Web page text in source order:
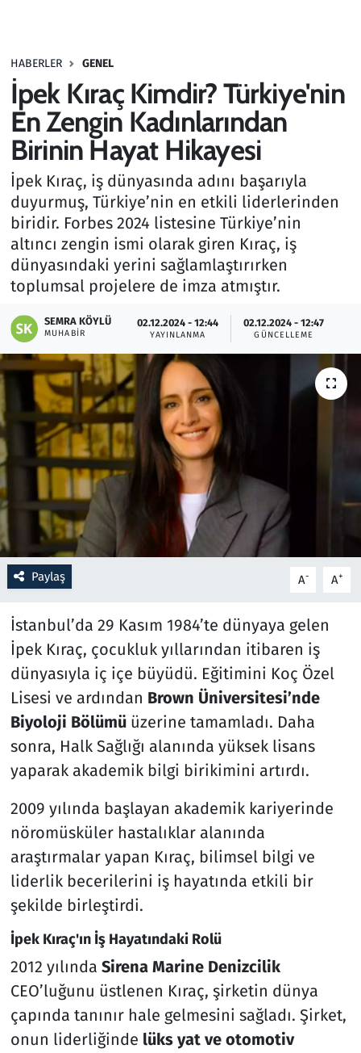
HABERLER GENEL
İpek Kıraç Kimdir? Türkiye'nin
En Zengin Kadınlarından
Birinin Hayat Hikayesi
İpek Kıraç, iş dünyasında adını başarıyla
duyurmuş, Türkiye’nin en etkili liderlerinden
biridir. Forbes 2024 listesine Türkiye’nin
altıncı zengin ismi olarak giren Kıraç, iş
dünyasındaki yerini sağlamlaştırırken
toplumsal projelere de imza atmıştır.
SEMRA KÖYLÜ
MUHABIR
02.12.2024 - 12:44
YAYINLANMA
02.12.2024 - 12:47
GÜNCELLEME
Paylaş A- A+
İstanbul’da 29 Kasım 1984’te dünyaya gelen
İpek Kıraç, çocukluk yıllarından itibaren iş
dünyasıyla iç içe büyüdü. Eğitimini Koç Özel
Lisesi ve ardından Brown Üniversitesi’nde
Biyoloji Bölümüüzerine tamamladı. Daha
sonra, Halk Sağlığı alanında yüksek lisans
yaparak akademik bilgi birikimini artırdı.
2009 yılında başlayan akademik kariyerinde
nöromüsküler hastalıklar alanında
araştırmalar yapan Kıraç, bilimsel bilgi ve
liderlik becerilerini iş hayatında etkili bir
şekilde birleştirdi.
İpek Kıraç'ın İş Hayatındaki Rolü
2012 yılında Sirena Marine Denizcilik
CEO’luğunu üstlenen Kıraç, şirketin dünya
çapında tanınır hale gelmesini sağladı. Şirket,
onun liderliğinde lüks yat ve otomotiv
Haber
Kültür Sanat
Kurumsal Haberler
Lezzet Durağı
Memur ve Kamu
Otomobil
Oyun
Ramazan
Resmi İlanlar
Rüya Tabirleri
Sağlık
Savunma Sanayi
Seçim 2023
Teknoloji ve Bilim
Televizyon